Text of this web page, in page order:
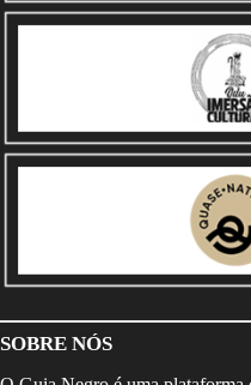
SOBRE NÓS